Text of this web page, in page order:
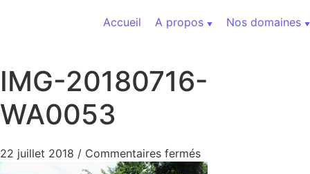
Accueil
A propos Nos domaines
IMG-20180716-
WA0053
22 juillet 2018 / Commentaires ferméssur IMG-20180716-